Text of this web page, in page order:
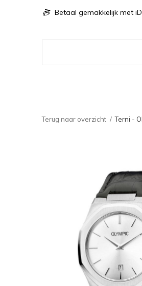
Betaal gemakkelijk met
Terug naar overzicht Terni -